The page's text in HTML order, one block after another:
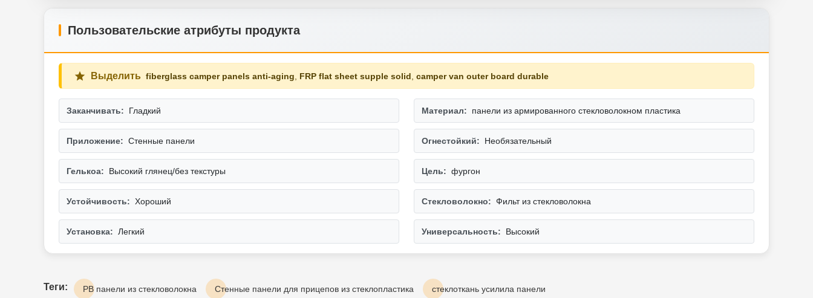
Пользовательские атрибуты продукта
Выделить fiberglass camper panels anti-aging FRP flat sheet supple solid camper van outer board durable
Заканчивать: Гладкий Материал: панели из армированного стекловолокном пластика
Приложение: Стенные панели Огнестойкий: Необязательный
Гелькоа: Высокий глянец/без текстуры Цель: фургон
Устойчивость: Хороший Стекловолокно: Фильт из стекловолокна
Установка: Легкий Универсальность: Высокий
Теги: РВ панели из стекловолокна Стенные панели для прицепов из стеклопластика стеклоткань усилила панели